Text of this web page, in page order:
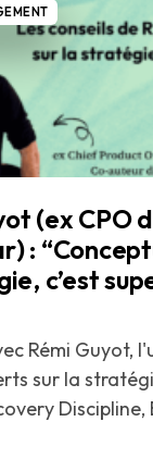
(ex CPO
:
c’est
Rémi Guyot,
sur la